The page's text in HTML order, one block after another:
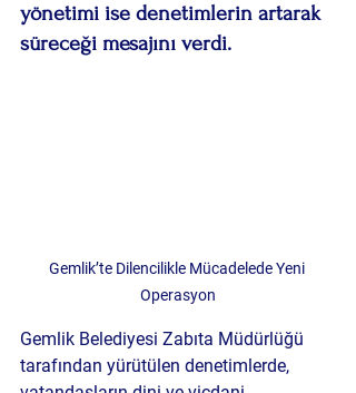
yönetimi ise denetimlerin artarak
süreceği mesajını verdi.
Gemlik’te Dilencilikle Mücadelede Yeni
Operasyon
Gemlik Belediyesi Zabıta Müdürlüğü
tarafından yürütülen denetimlerde,